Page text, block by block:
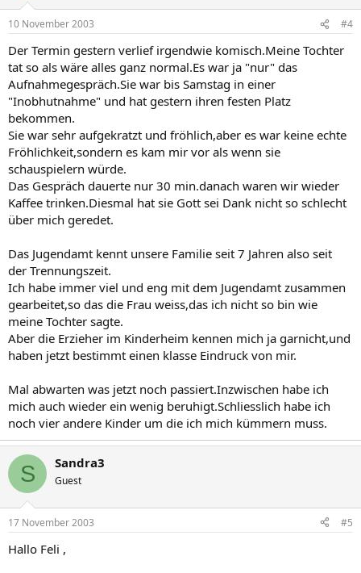
10 November 2003 #4
Der Termin gestern verlief irgendwie komisch.Meine Tochter
tat so als wäre alles ganz normal.Es war ja "nur" das
Aufnahmegespräch.Sie war bis Samstag in einer
"Inobhutnahme" und hat gestern ihren festen Platz
bekommen.
Sie war sehr aufgekratzt und fröhlich,aber es war keine echte
Fröhlichkeit,sondern es kam mir vor als wenn sie
schauspielern würde.
Das Gespräch dauerte nur 30 min.danach waren wir wieder
Kaffee trinken.Diesmal hat sie Gott sei Dank nicht so schlecht
über mich geredet.
Das Jugendamt kennt unsere Familie seit 7 Jahren also seit
der Trennungszeit.
Ich habe immer viel und eng mit dem Jugendamt zusammen
gearbeitet,so das die Frau weiss,das ich nicht so bin wie
meine Tochter sagte.
Aber die Erzieher im Kinderheim kennen mich ja garnicht,und
haben jetzt bestimmt einen klasse Eindruck von mir.
Mal abwarten was jetzt noch passiert.Inzwischen habe ich
mich auch wieder ein wenig beruhigt.Schliesslich habe ich
noch vier andere Kinder um die ich mich kümmern muss.
S Sandra3
Guest
17 November 2003 #5
Hallo Feli ,